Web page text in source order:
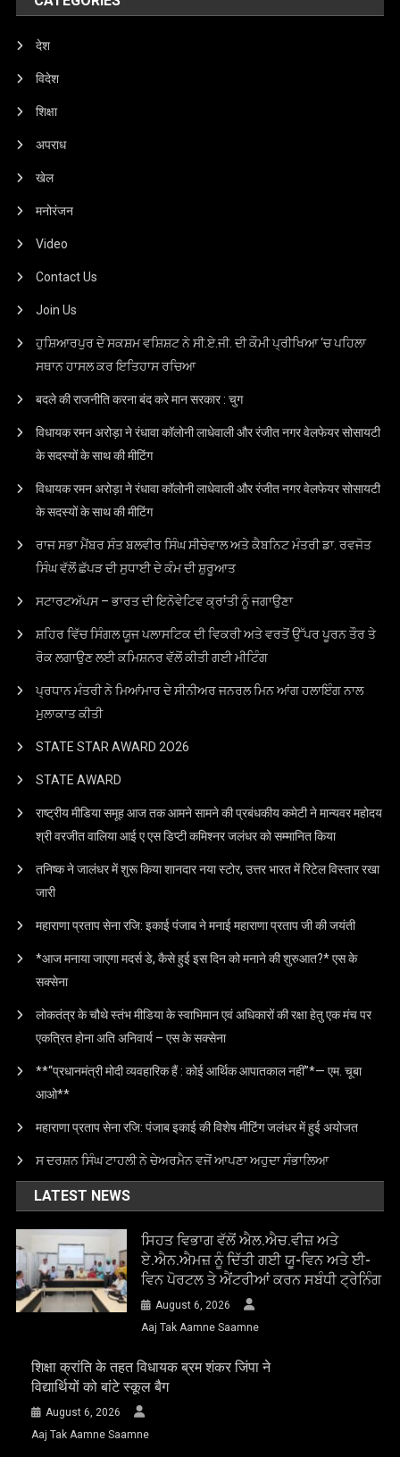
देश
विदेश
शिक्षा
अपराध
खेल
मनोरंजन
Video
Contact Us
Join Us
ਹੁਸ਼ਿਆਰਪੁਰ ਦੇ ਸਕਸ਼ਮ ਵਸ਼ਿਸ਼ਟ ਨੇ ਸੀ.ਏ.ਜੀ. ਦੀ ਕੌਮੀ ਪ੍ਰੀਖਿਆ ‘ਚ ਪਹਿਲਾ
ਸਥਾਨ ਹਾਸਲ ਕਰ ਇਤਿਹਾਸ ਰਚਿਆ
बदले की राजनीति करना बंद करे मान सरकार : चुग
विधायक रमन अरोड़ा ने रंधावा कॉलोनी लाधेवाली और रंजीत नगर वेलफेयर सोसायटी
के सदस्यों के साथ की मीटिंग
विधायक रमन अरोड़ा ने रंधावा कॉलोनी लाधेवाली और रंजीत नगर वेलफेयर सोसायटी
के सदस्यों के साथ की मीटिंग
ਰਾਜ ਸਭਾ ਮੈਂਬਰ ਸੰਤ ਬਲਵੀਰ ਸਿੰਘ ਸੀਚੇਵਾਲ ਅਤੇ ਕੈਬਨਿਟ ਮੰਤਰੀ ਡਾ. ਰਵਜੋਤ
ਸਿੰਘ ਵੱਲੋਂ ਛੱਪੜ ਦੀ ਸੁਧਾਈ ਦੇ ਕੰਮ ਦੀ ਸ਼ੁਰੂਆਤ
ਸਟਾਰਟਅੱਪਸ – ਭਾਰਤ ਦੀ ਇਨੋਵੇਟਿਵ ਕ੍ਰਾਂਤੀ ਨੂੰ ਜਗਾਉਣਾ
ਸ਼ਹਿਰ ਵਿੱਚ ਸਿੰਗਲ ਯੂਜ ਪਲਾਸਟਿਕ ਦੀ ਵਿਕਰੀ ਅਤੇ ਵਰਤੋਂ ਉੱਪਰ ਪੂਰਨ ਤੌਰ ਤੇ
ਰੋਕ ਲਗਾਉਣ ਲਈ ਕਮਿਸ਼ਨਰ ਵੱਲੋਂ ਕੀਤੀ ਗਈ ਮੀਟਿੰਗ
ਪ੍ਰਧਾਨ ਮੰਤਰੀ ਨੇ ਮਿਆਂਮਾਰ ਦੇ ਸੀਨੀਅਰ ਜਨਰਲ ਮਿਨ ਆਂਗ ਹਲਾਇੰਗ ਨਾਲ
ਮੁਲਾਕਾਤ ਕੀਤੀ
STATE STAR AWARD 2O26
STATE AWARD
राष्ट्रीय मीडिया समूह आज तक आमने सामने की प्रबंधकीय कमेटी ने मान्यवर महोदय
श्री वरजीत वालिया आई ए एस डिप्टी कमिश्नर जलंधर को सम्मानित किया
तनिष्क ने जालंधर में शुरू किया शानदार नया स्टोर, उत्तर भारत में रिटेल विस्तार रखा
जारी
महाराणा प्रताप सेना रजि: इकाई पंजाब ने मनाई महाराणा प्रताप जी की जयंती
*आज मनाया जाएगा मदर्स डे, कैसे हुई इस दिन को मनाने की शुरुआत?* एस के
सक्सेना
लोकतंत्र के चौथे स्तंभ मीडिया के स्वाभिमान एवं अधिकारों की रक्षा हेतु एक मंच पर
एकत्रित होना अति अनिवार्य – एस के सक्सेना
**“प्रधानमंत्री मोदी व्यवहारिक हैं : कोई आर्थिक आपातकाल नहीं”*— एम. चूबा
आओ**
महाराणा प्रताप सेना रजि: पंजाब इकाई की विशेष मीटिंग जलंधर में हुई अयोजत
ਸ ਦਰਸ਼ਨ ਸਿੰਘ ਟਾਹਲੀ ਨੇ ਚੇਅਰਮੈਨ ਵਜੋਂ ਆਪਣਾ ਅਹੁਦਾ ਸੰਭਾਲਿਆ
LATEST NEWS
ਸਿਹਤ ਵਿਭਾਗ ਵੱਲੋਂ ਐਲ.ਐਚ.ਵੀਜ਼ ਅਤੇ
ਏ.ਐਨ.ਐਮਜ਼ ਨੂੰ ਦਿੱਤੀ ਗਈ ਯੂ-ਵਿਨ ਅਤੇ ਈ-
ਵਿਨ ਪੋਰਟਲ ਤੇ ਐਂਟਰੀਆਂ ਕਰਨ ਸਬੰਧੀ ਟ੍ਰੇਨਿੰਗ
August 6, 2026
Aaj Tak Aamne Saamne
शिक्षा क्रांति के तहत विधायक ब्रम शंकर जिंपा ने
विद्यार्थियों को बांटे स्कूल बैग
August 6, 2026
Aaj Tak Aamne Saamne